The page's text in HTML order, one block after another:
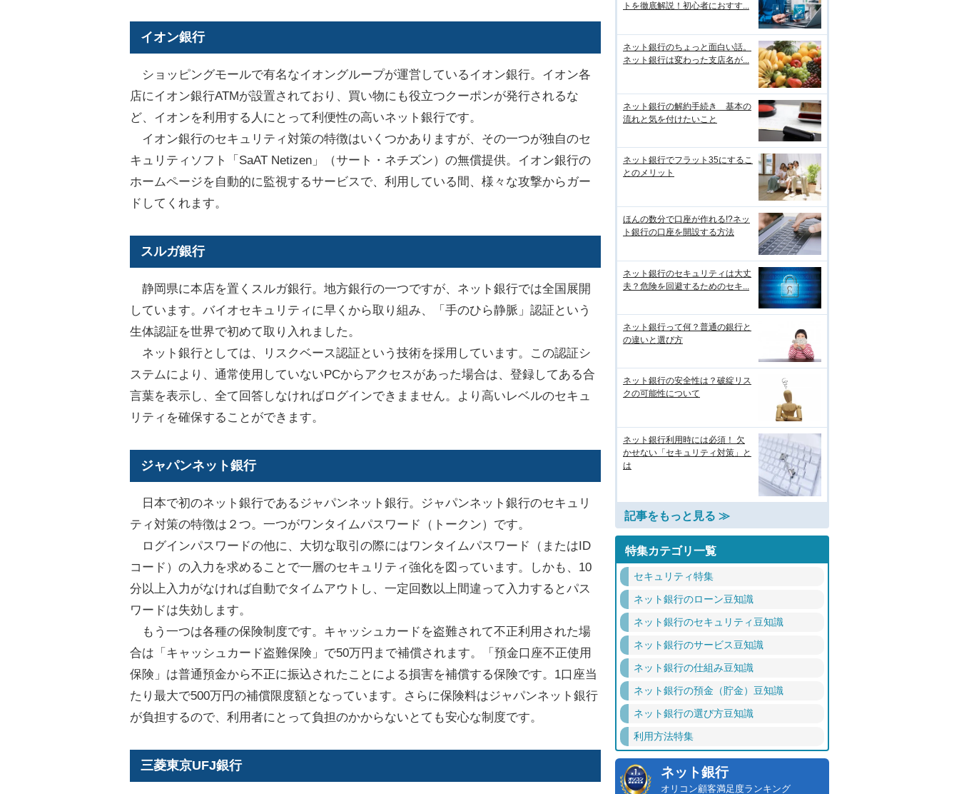
イオン銀行
ショッピングモールで有名なイオングループが運営しているイオン銀行。イオン各
店にイオン銀行ATMが設置されており、買い物にも役立つクーポンが発行されるな
ど、イオンを利用する人にとって利便性の高いネット銀行です。
イオン銀行のセキュリティ対策の特徴はいくつかありますが、その一つが独自のセ
キュリティソフト「SaAT Netizen」（サート・ネチズン）の無償提供。イオン銀行の
ホームページを自動的に監視するサービスで、利用している間、様々な攻撃からガー
ドしてくれます。
スルガ銀行
静岡県に本店を置くスルガ銀行。地方銀行の一つですが、ネット銀行では全国展開
しています。バイオセキュリティに早くから取り組み、「手のひら静脈」認証という
生体認証を世界で初めて取り入れました。
ネット銀行としては、リスクベース認証という技術を採用しています。この認証シ
ステムにより、通常使用していないPCからアクセスがあった場合は、登録してある合
言葉を表示し、全て回答しなければログインできまません。より高いレベルのセキュ
リティを確保することができます。
ジャパンネット銀行
日本で初のネット銀行であるジャパンネット銀行。ジャパンネット銀行のセキュリ
ティ対策の特徴は２つ。一つがワンタイムパスワード（トークン）です。
ログインパスワードの他に、大切な取引の際にはワンタイムパスワード（またはID
コード）の入力を求めることで一層のセキュリティ強化を図っています。しかも、10
分以上入力がなければ自動でタイムアウトし、一定回数以上間違って入力するとパス
ワードは失効します。
もう一つは各種の保険制度です。キャッシュカードを盗難されて不正利用された場
合は「キャッシュカード盗難保険」で50万円まで補償されます。「預金口座不正使用
保険」は普通預金から不正に振込されたことによる損害を補償する保険です。1口座当
たり最大で500万円の補償限度額となっています。さらに保険料はジャパンネット銀行
が負担するので、利用者にとって負担のかからないとても安心な制度です。
三菱東京UFJ銀行
トを徹底解説！初心者におすす...
ネット銀行のちょっと面白い話。
ネット銀行は変わった支店名が...
ネット銀行の解約手続き 基本の
流れと気を付けたいこと
ネット銀行でフラット35にするこ
とのメリット
ほんの数分で口座が作れる!?ネッ
ト銀行の口座を開設する方法
ネット銀行のセキュリティは大丈
夫？危険を回避するためのセキ...
ネット銀行って何？普通の銀行と
の違いと選び方
ネット銀行の安全性は？破綻リス
クの可能性について
ネット銀行利用時には必須！ 欠
かせない「セキュリティ対策」と
は
記事をもっと見る ≫
特集カテゴリ一覧
セキュリティ特集
ネット銀行のローン豆知識
ネット銀行のセキュリティ豆知識
ネット銀行のサービス豆知識
ネット銀行の仕組み豆知識
ネット銀行の預金（貯金）豆知識
ネット銀行の選び方豆知識
利用方法特集
ネット銀行
オリコン顧客満足度ランキング